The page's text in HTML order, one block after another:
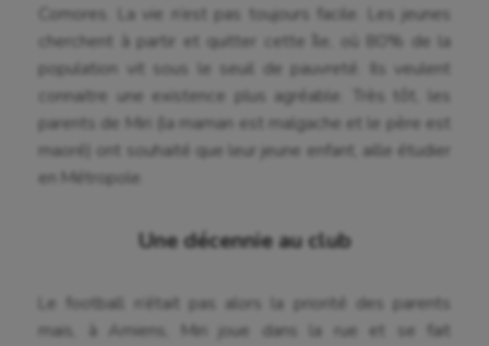
Athlétisme
Aviron
Comores. La vie n’est pas toujours facile. Les jeunes
cherchent à partir et quitter cette île, où 80% de la
population vit sous le seuil de pauvreté. Ils veulent
connaitre une existence plus agréable. Très tôt, les
parents de Miri (la maman est malgache et le père est
maoré) ont souhaité que leur jeune enfant, aille étudier
en Métropole.
Une décennie au club
Le football n’était pas alors la priorité des parents
mais, à Amiens, Miri joue dans la rue et se fait